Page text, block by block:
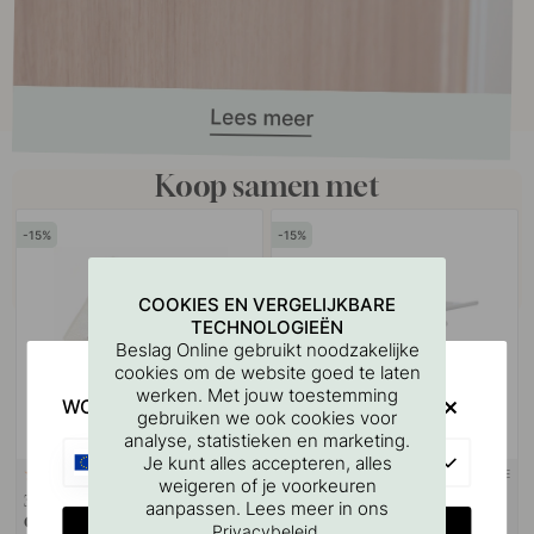
Koop samen met
15
3M
Oppervlaktereinigingsdoekje
15
4 3M-TAPE
Badkamerplank Met Haakstrip
Base - Chroom
COOKIES EN VERGELIJKBARE
TECHNOLOGIEËN
Beslag Online gebruikt noodzakelijke
cookies om de website goed te laten
werken. Met jouw toestemming
gebruiken we ook cookies voor
analyse, statistieken en marketing.
Je kunt alles accepteren, alles
weigeren of je voorkeuren
aanpassen. Lees meer in ons
WOULD YOU RATHER VISIT?